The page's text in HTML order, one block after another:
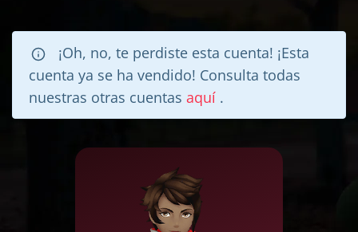
¡Oh, no, te perdiste esta cuenta! ¡Esta
cuenta ya se ha vendido! Consulta todas
nuestras otras cuentas aquí .